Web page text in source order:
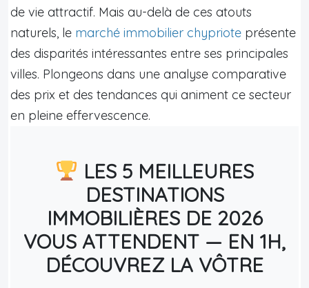
de vie attractif. Mais au-delà de ces atouts
naturels, le marché immobilier chypriote présente
des disparités intéressantes entre ses principales
villes. Plongeons dans une analyse comparative
des prix et des tendances qui animent ce secteur
en pleine effervescence.
LES 5 MEILLEURES
DESTINATIONS
IMMOBILIÈRES DE 2026
VOUS ATTENDENT — EN 1H,
DÉCOUVREZ LA VÔTRE